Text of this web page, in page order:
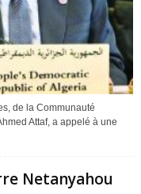
de la Communauté
Attaf, a appelé à une
Netanyahou